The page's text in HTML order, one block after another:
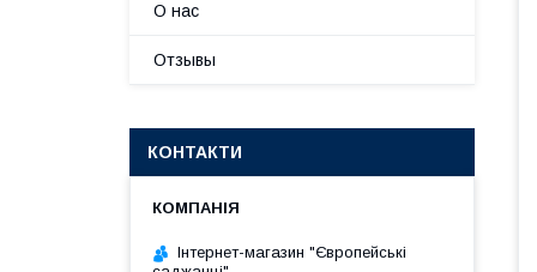
О нас
Отзывы
КОНТАКТИ
Інтернет-магазин "Європейські